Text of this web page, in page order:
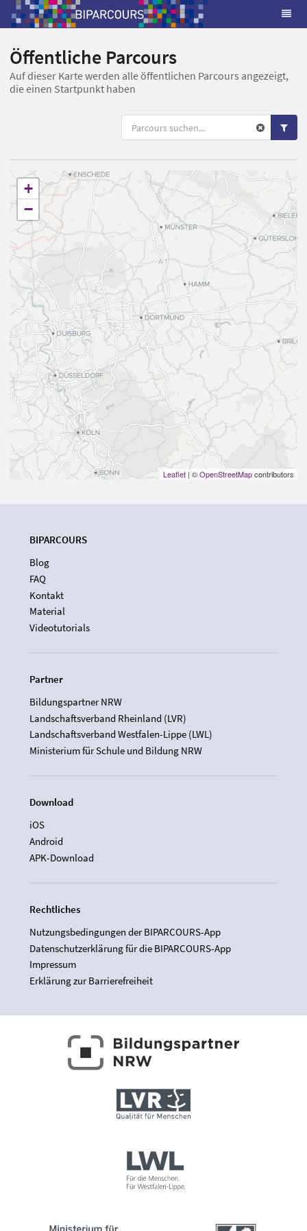
Öffentliche Parcours
Auf dieser Karte werden alle öffentlichen Parcours angezeigt,
die einen Startpunkt haben
+
−
Leaflet | ©OpenStreetMapcontributors
BIPARCOURS
Blog
FAQ
Kontakt
Material
Videotutorials
Partner
Bildungspartner NRW
Landschaftsverband Rheinland (LVR)
Landschaftsverband Westfalen-Lippe (LWL)
Ministerium für Schule und Bildung NRW
Download
iOS
Android
APK-Download
Rechtliches
Nutzungsbedingungen der BIPARCOURS-App
Datenschutzerklärung für die BIPARCOURS-App
Impressum
Erklärung zur Barrierefreiheit